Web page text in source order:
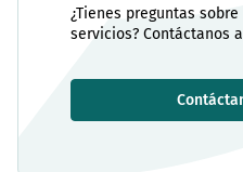
¿Tienes preguntas
servicios? Contáctanos